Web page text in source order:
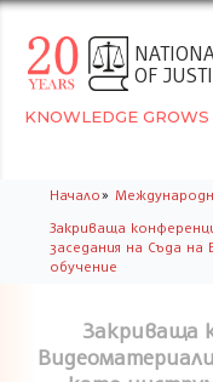
OF
KNOWLEDGE
Начало»
Закриваща
заседания на Съда
обучение
Закриваща